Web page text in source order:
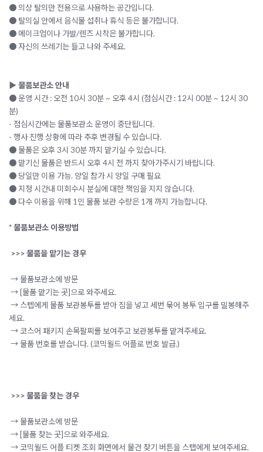
● 의상 탈의만 전용으로 사용하는 공간입니다.
● 탈의실 안에서 음식물 섭취나 휴식 등은 불가합니다.
● 메이크업이나 가발/렌즈 시착은 불가합니다.
● 자신의 쓰레기는 들고 나와 주세요.
▶ 물품보관소 안내
● 운영 시간 : 오전 10시 30분 ~ 오후 4시 (점심시간 : 12시 00분 ~ 12시 30
분)
- 점심시간에는 물품보관소 운영이 중단됩니다.
- 행사 진행 상황에 따라 추후 변경될 수 있습니다.
● 물품은 오후 3시 30분 까지 맡기실 수 있습니다.
● 맡기신 물품은 반드시 오후 4시 전 까지 찾아가주시기 바랍니다.
● 당일만 이용 가능. 양일 참가 시 양일 구매 필요
● 지정 시간내 미회수시 분실에 대한 책임을 지지 않습니다.
● 다수 이용을 위해 1인 물품 보관 수량은 1개 까지 가능합니다.
* 물품보관소 이용방법
>>> 물품을 맡기는 경우
→ 물품보관소에 방문
→ [물품 맡기는 곳]으로 와주세요.
→ 스텝에게 물품 보관봉투를 받아 짐을 넣고 세번 묶어 봉투 입구를 밀봉해주
세요.
→ 코스어 패키지 손목팔찌를 보여주고 보관봉투를 맡겨주세요.
→ 물품 번호를 받습니다. (코믹월드 어플로 번호 발급.)
>>> 물품을 찾는 경우
→ 물품보관소에 방문
→ [물품 찾는 곳]으로 와주세요.
→ 코믹월드 어플 티켓 조회 화면에서 물건 찾기 버튼을 스탭에게 보여주세요.